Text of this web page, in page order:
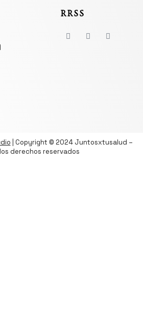
RRSS
| Copyright © 2024 Juntosxtusalud –
derechos reservados